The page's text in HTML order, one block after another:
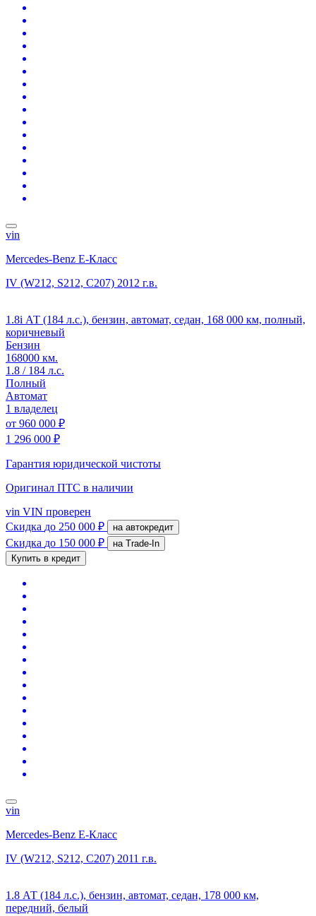
vin
Mercedes-Benz E-Класс
IV (W212, S212, C207) 2012 г.в.
1.8i АТ (184 л.с.), бензин, автомат, седан, 168 000 км, полный,
коричневый
Бензин
168000 км.
1.8 / 184 л.с.
Полный
Автомат
1 владелец
от 960 000 ₽
1 296 000 ₽
Гарантия юридической чистоты
Оригинал ПТС в наличии
vin VIN проверен
Скидка до 250 000 ₽ на автокредит
Скидка до 150 000 ₽
на Trade-In
Купить в кредит
vin
Mercedes-Benz E-Класс
IV (W212, S212, C207) 2011 г.в.
1.8 АТ (184 л.с.), бензин, автомат, седан, 178 000 км,
передний, белый